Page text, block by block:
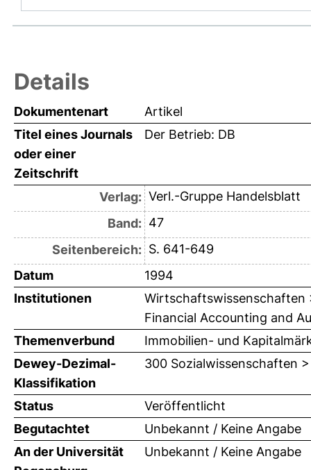
Details
Dokumentenart
Artikel
Titel eines Journals
oder einer
Zeitschrift
Der Betrieb: DB
Verlag: Verl.-Gruppe Handelsblatt
Band: 47
Seitenbereich: S. 641-649
Datum
1994
Institutionen
Financial Accounting and
Themenverbund
Immobilien- und
Dewey-Dezimal-
Klassifikation
300 Sozialwissenschaften
Status
Veröffentlicht
Begutachtet
Unbekannt / Keine Angabe
An der Universität
Unbekannt / Keine Angabe